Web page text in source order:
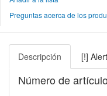
Preguntas acerca de los
Descripción [!]
Número de